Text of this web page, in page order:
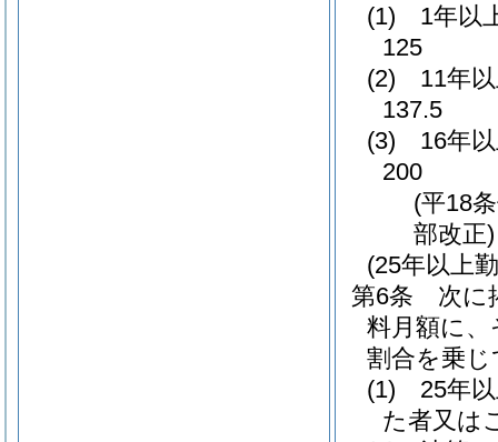
(1)
1年以
125
(2)
11年
137.5
(3)
16年
200
(平18
部改正)
(25年以上
第6条
次に
料月額に
割合を乗
(1)
25年
た者又は